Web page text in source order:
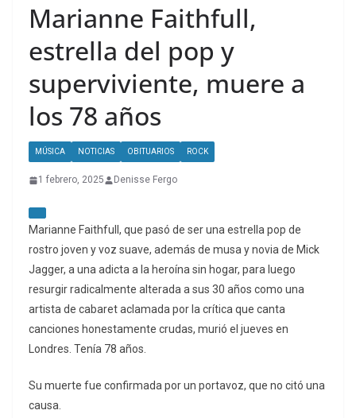
Marianne Faithfull,
estrella del pop y
superviviente, muere a
los 78 años
MÚSICA NOTICIAS OBITUARIOS ROCK
1 febrero, 2025 Denisse Fergo
Marianne Faithfull, que pasó de ser una estrella pop de
rostro joven y voz suave, además de musa y novia de Mick
Jagger, a una adicta a la heroína sin hogar, para luego
resurgir radicalmente alterada a sus 30 años como una
artista de cabaret aclamada por la crítica que canta
canciones honestamente crudas, murió el jueves en
Londres. Tenía 78 años.
Su muerte fue confirmada por un portavoz, que no citó una
causa.